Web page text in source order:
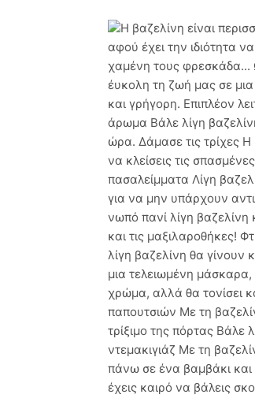
Η βαζελίνη είναι
αφού έχει την ιδιότητα
χαμένη τους φρεσκάδα...
έυκολη τη ζωή μας σε
και γρήγορη. Επιπλέον
άρωμα Βάλε λίγη
ώρα. Δάμασε τις τρίχες
να κλείσεις τις
πασαλείμματα Λίγη
για να μην υπάρχουν
νωπό πανί λίγη
και τις μαξιλαροθήκες!
λίγη βαζελίνη θα
μια τελειωμένη
χρώμα, αλλά θα τονίσει
παπουτσιών Με τη
τρίξιμο της πόρτας Βάλε
ντεμακιγιάζ Με τη
πάνω σε ένα βαμβάκι και
έχεις καιρό να βάλεις